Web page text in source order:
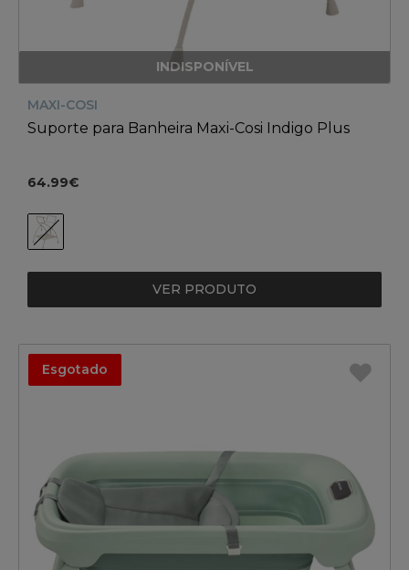
INDISPONÍVEL
MAXI-COSI
Suporte para Banheira Maxi-Cosi Indigo Plus
64.99€
VER PRODUTO
Esgotado